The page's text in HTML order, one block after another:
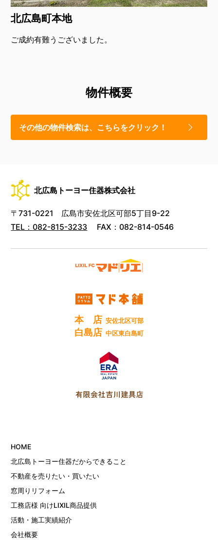
北広島町本地
ご成約有難うございました。
物件概要
その他の物件検索は、こちらをクリック！
北広島トーヨー住器株式会社
〒731-0221 広島市安佐北区可部5丁目9-22
TEL： 082-815-3233 FAX：082-814-0546
本 店 安佐北区可部
白島店 中区東白島町
HOME
北広島トーヨー住器だからできること
不動産を売りたい・買いたい
窓周りリフォーム
工務店様 向けLIXIL商品提供
活動・施工実績紹介
会社概要